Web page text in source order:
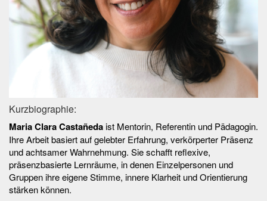
Kurzbiographie:
Maria Clara Castañedaist Mentorin, Referentin und Pädagogin.
Ihre Arbeit basiert auf gelebter Erfahrung, verkörperter Präsenz
und achtsamer Wahrnehmung. Sie schafft reflexive,
präsenzbasierte Lernräume, in denen Einzelpersonen und
Gruppen ihre eigene Stimme, innere Klarheit und Orientierung
stärken können.